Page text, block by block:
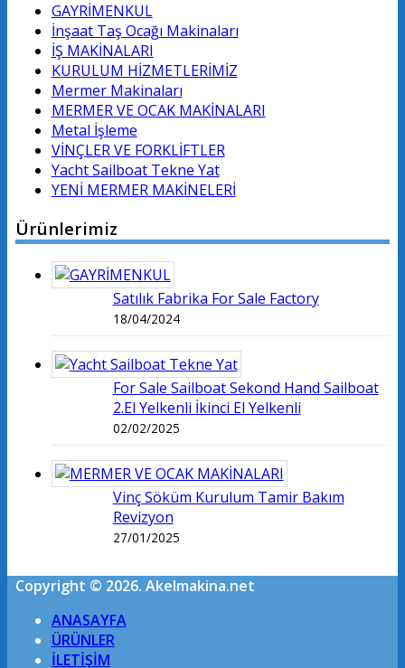
GAYRİMENKUL
İnşaat Taş Ocağı Makinaları
İŞ MAKİNALARI
KURULUM HİZMETLERİMİZ
Mermer Makinaları
MERMER VE OCAK MAKİNALARI
Metal İşleme
VİNÇLER VE FORKLİFTLER
Yacht Sailboat Tekne Yat
YENİ MERMER MAKİNELERİ
Ürünlerimiz
Satılık Fabrika For Sale Factory
18/04/2024
For Sale Sailboat Sekond Hand Sailboat
2.El Yelkenli İkinci El Yelkenli
02/02/2025
Vinç Söküm Kurulum Tamir Bakım
Revizyon
27/01/2025
Copyright © 2026. Akelmakina.net
ANASAYFA
ÜRÜNLER
İLETİŞİM